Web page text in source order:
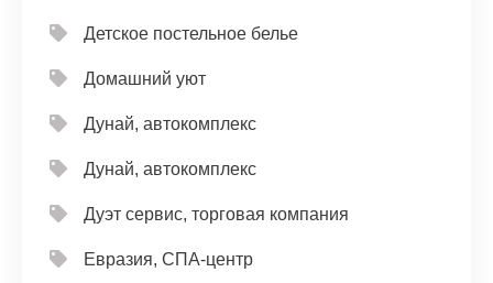
Детское постельное белье
Домашний уют
Дунай, автокомплекс
Дунай, автокомплекс
Дуэт сервис, торговая компания
Евразия, СПА-центр